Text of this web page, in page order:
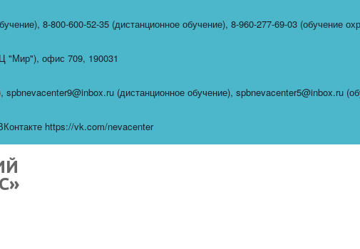
, 8-800-600-52-35 (дистанционное обучение), 8-960-277-69-03 (обучение
"Мир"), офис 709, 190031
, spbnevacenter9@inbox.ru (дистанционное обучение), spbnevacenter5@inbox.ru
https://vk.com/nevacenter